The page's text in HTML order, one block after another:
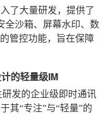
了大量研发，提供了
全沙箱、屏幕水印、数
管控功能，旨在保障
的轻量级IM
发的企业级即时通讯
其“专注”与“轻量”的